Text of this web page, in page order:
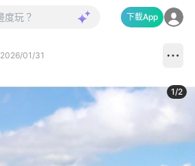
下載App
2026/01/31
1/2